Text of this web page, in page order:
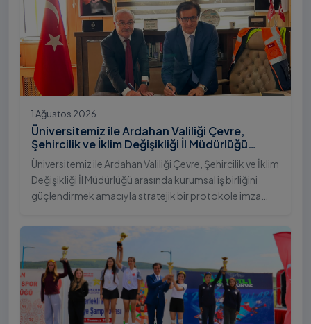
1 Ağustos 2026
Üniversitemiz ile Ardahan Valiliği Çevre,
Şehircilik ve İklim Değişikliği İl Müdürlüğü
Arasında İş Birliği Protokolü İmzalandı
Üniversitemiz ile Ardahan Valiliği Çevre, Şehircilik ve İklim
Değişikliği İl Müdürlüğü arasında kurumsal iş birliğini
güçlendirmek amacıyla stratejik bir protokole imza